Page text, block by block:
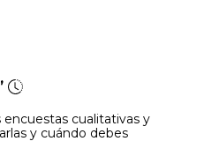
encuestas cualitativas y
y cuándo debes